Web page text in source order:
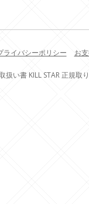
ライバシーポリシー お
扱い書 KILL STAR 正規